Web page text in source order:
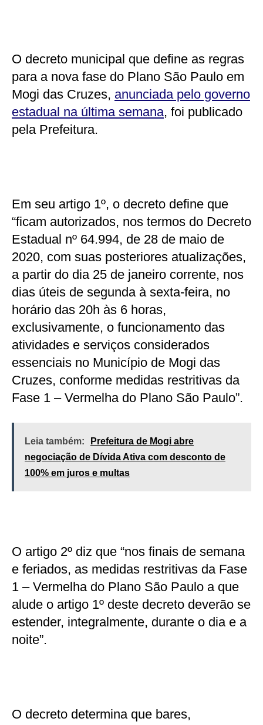
O decreto municipal que define as regras
para a nova fase do Plano São Paulo em
Mogi das Cruzes, anunciada pelo governo
estadual na última semana, foi publicado
pela Prefeitura.
Em seu artigo 1º, o decreto define que
“ficam autorizados, nos termos do Decreto
Estadual nº 64.994, de 28 de maio de
2020, com suas posteriores atualizações,
a partir do dia 25 de janeiro corrente, nos
dias úteis de segunda à sexta-feira, no
horário das 20h às 6 horas,
exclusivamente, o funcionamento das
atividades e serviços considerados
essenciais no Município de Mogi das
Cruzes, conforme medidas restritivas da
Fase 1 – Vermelha do Plano São Paulo”.
Leia também:
Prefeitura de Mogi abre
negociação de Dívida Ativa com desconto de
100% em juros e multas
O artigo 2º diz que “nos finais de semana
e feriados, as medidas restritivas da Fase
1 – Vermelha do Plano São Paulo a que
alude o artigo 1º deste decreto deverão se
estender, integralmente, durante o dia e a
noite”.
O decreto determina que bares,